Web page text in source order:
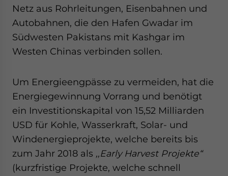
Netz aus Rohrleitungen, Eisenbahnen und
Autobahnen, die den Hafen Gwadar im
Südwesten Pakistans mit Kashgar im
Westen Chinas verbinden sollen.
Um Energieengpässe zu vermeiden, hat die
Energiegewinnung Vorrang und benötigt
ein Investitionskapital von 15,52 Milliarden
USD für Kohle, Wasserkraft, Solar- und
Windenergieprojekte, welche bereits bis
zum Jahr 2018 als ,,Early Harvest Projekte“
(kurzfristige Projekte, welche schnell
website. Please send me business news and updates
- case sensitive